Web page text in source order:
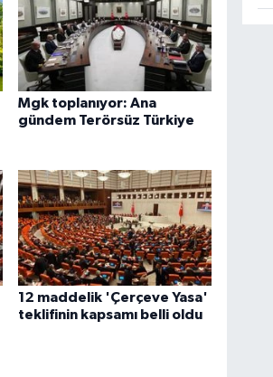
Mgk toplanıyor: Ana
gündem Terörsüz Türkiye
12 maddelik 'Çerçeve Yasa'
teklifinin kapsamı belli oldu